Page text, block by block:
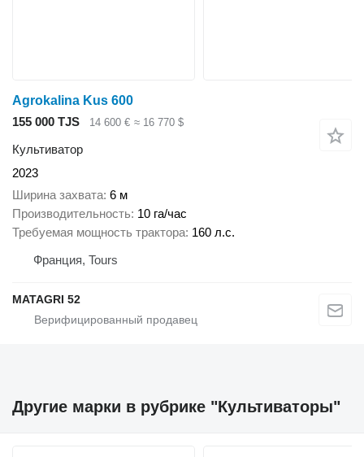
Agrokalina Kus 600
155 000 TJS
14 600 € ≈ 16 770 $
Культиватор
2023
Ширина захвата 6 м
Производительность 10 га/час
Требуемая мощность трактора 160 л.с.
Франция, Tours
MATAGRI 52
Другие марки в рубрике "Культиваторы"